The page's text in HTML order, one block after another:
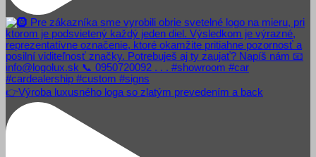
👉Výroba luxusného loga so zlatým prevedením a back